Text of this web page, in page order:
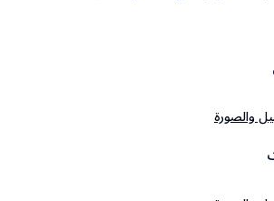
والصورة